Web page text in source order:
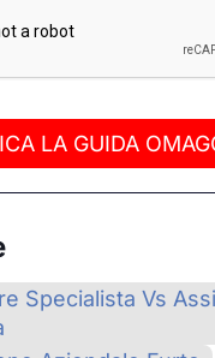
LA GUIDA
Specialista Vs